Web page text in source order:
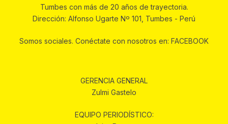
Tumbes con más de 20 años de trayectoria.
Dirección: Alfonso Ugarte Nº 101, Tumbes - Perú
Somos sociales. Conéctate con nosotros en: FACEBOOK
GERENCIA GENERAL
Zulmi Gastelo
EQUIPO PERIODÍSTICO: